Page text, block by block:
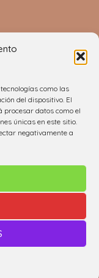
como las
del dispositivo. El
procesar datos como el
únicas en este sitio.
negativamente a